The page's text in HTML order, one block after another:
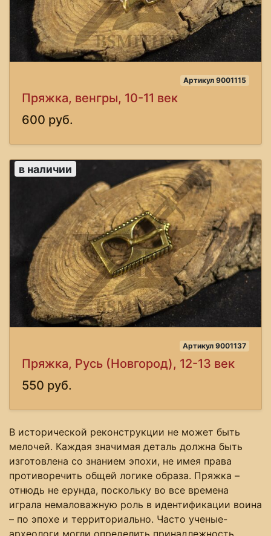
Артикул 9001115
Пряжка, венгры, 10-11 век
600 руб.
в наличии
Артикул 9001137
Пряжка, Русь (Новгород), 12-13 век
550 руб.
В исторической реконструкции не может быть
мелочей. Каждая значимая деталь должна быть
изготовлена со знанием эпохи, не имея права
противоречить общей логике образа. Пряжка –
отнюдь не ерунда, поскольку во все времена
играла немаловажную роль в идентификации воина
– по эпохе и территориально. Часто ученые-